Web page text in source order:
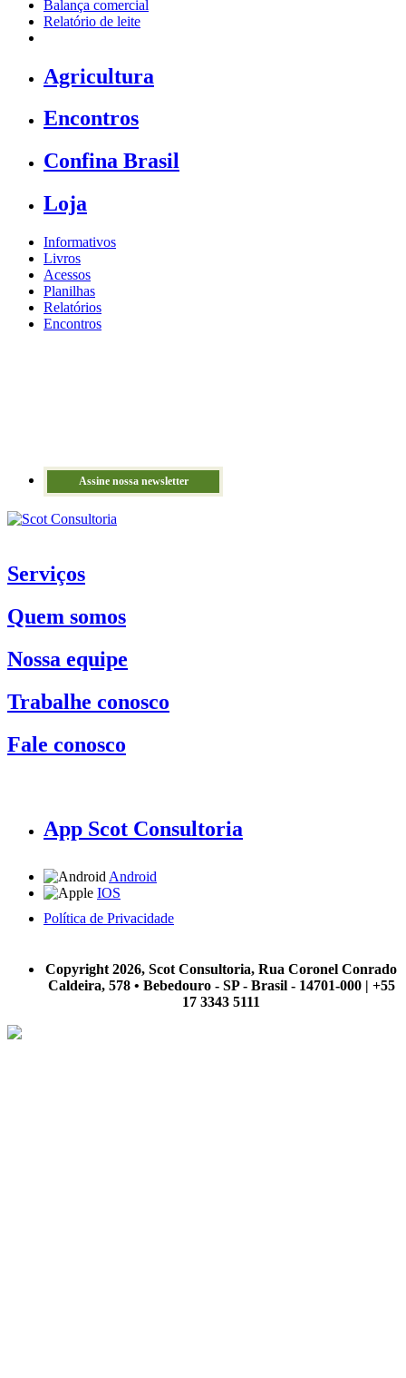
Balança comercial
Relatório de leite
Agricultura
Encontros
Confina Brasil
Loja
Informativos
Livros
Acessos
Planilhas
Relatórios
Encontros
Assine nossa newsletter
Serviços
Quem somos
Nossa equipe
Trabalhe conosco
Fale conosco
App Scot Consultoria
Android
IOS
Política de Privacidade
Copyright 2026, Scot Consultoria, Rua Coronel Conrado
Caldeira, 578 • Bebedouro - SP - Brasil - 14701-000 | +55
17 3343 5111